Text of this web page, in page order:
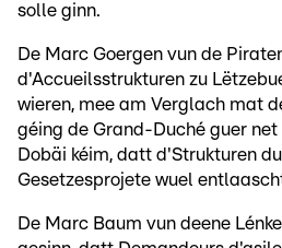
solle ginn.
De Marc Goergen vun de
d'Accueilsstrukturen zu
wieren, mee am Verglach mat
géing de Grand-Duché guer
Dobäi kéim, datt d'Strukturen
Gesetzesprojete wuel
De Marc Baum vun deene